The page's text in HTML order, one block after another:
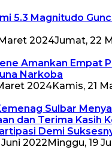
5.3 Magnitudo
2024Jumat, 22
Amankan Empat
Narkoba
2024Kamis, 21
Sulbar
dan Terima Kasih
Demi
2022 Minggu, 19